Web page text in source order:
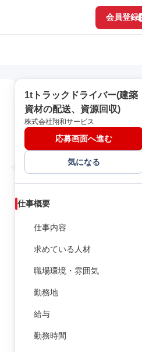
会員登録
1tトラックドライバー(建築
資材の配送、資源回収)
株式会社翔和サービス
応募画面へ進む
気になる
仕事概要
仕事内容
求めている人材
職場環境・雰囲気
勤務地
給与
勤務時間